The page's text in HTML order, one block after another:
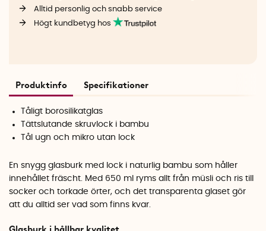
Alltid personlig och snabb service
Högt kundbetyg hos
Produktinfo Specifikationer
Tåligt borosilikatglas
Tättslutande skruvlock i bambu
Tål ugn och mikro utan lock
En snygg glasburk med lock i naturlig bambu som håller
innehållet fräscht. Med 650 ml ryms allt från müsli och ris till
socker och torkade örter, och det transparenta glaset gör
att du alltid ser vad som finns kvar.